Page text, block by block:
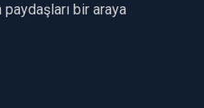
bir araya